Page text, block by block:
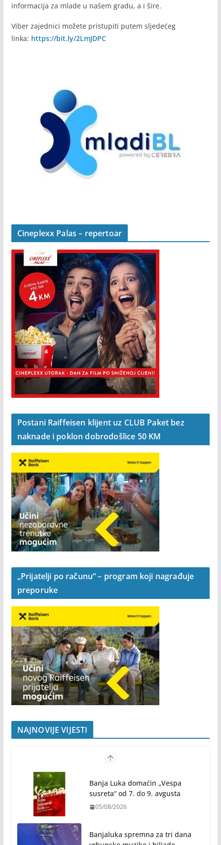
informacija za mlade u našem gradu, a i šire.
Viber zajednici možete pristupiti putem sljedećeg
linka: https://bit.ly/2LmJDPC
Cineplexx Palas – repertoar
Postani Raiffeisen klijent uz CLUB Paket bez
naknade i poklon dobrodošlice 50 KM
„Prijatelji po računu“ – program koji nagrađuje
preporuke
NAJNOVIJE VIJESTI
susreta“ od 7. do 9. avgusta
05/08/2026
vrhunske muzike i hiljade